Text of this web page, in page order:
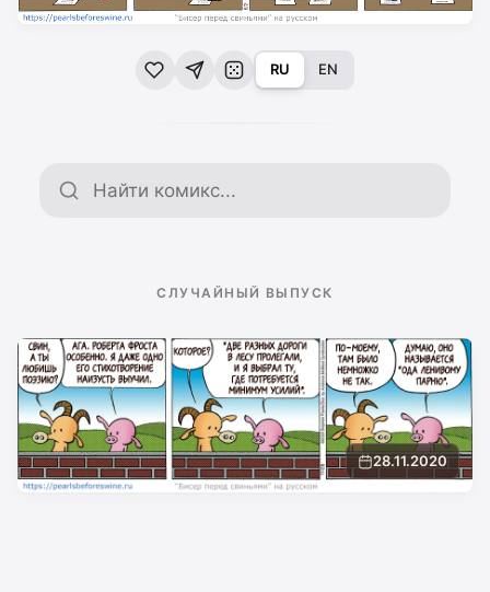
RU EN
Поиск по архиву
СЛУЧАЙНЫЙ ВЫПУСК
28.11.2020